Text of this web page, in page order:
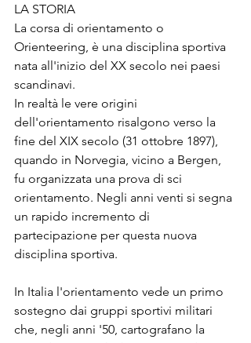
LA STORIA
La corsa di orientamento o
Orienteering, è una disciplina sportiva
nata all'inizio del XX secolo nei paesi
scandinavi.
In realtà le vere origini
dell'orientamento risalgono verso la
fine del XIX secolo (31 ottobre 1897),
quando in Norvegia, vicino a Bergen,
fu organizzata una prova di sci
orientamento. Negli anni venti si segna
un rapido incremento di
partecipazione per questa nuova
disciplina sportiva.
In Italia l'orientamento vede un primo
sostegno dai gruppi sportivi militari
che, negli anni '50, cartografano la